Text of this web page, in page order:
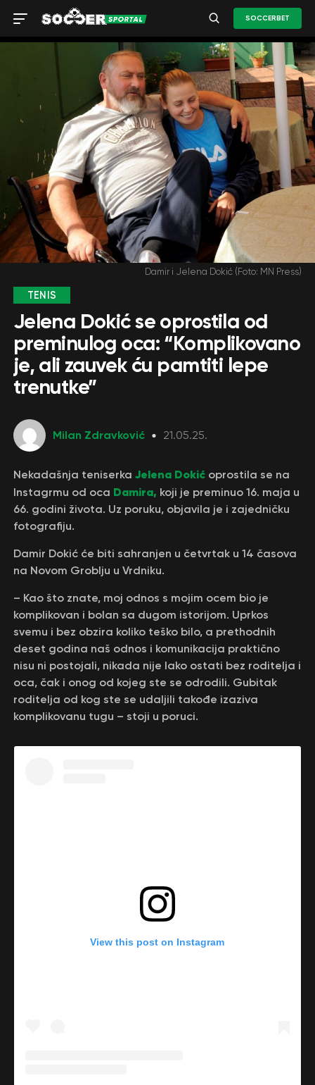
SOCCERBET
Damir i Jelena Dokić (Foto: MN Press)
TENIS
Jelena Dokić se oprostila od
preminulog oca: “Komplikovano
je, ali zauvek ću pamtiti lepe
trenutke”
Milan Zdravković 21.05.25.
Nekadašnja teniserka Jelena Dokićoprostila se na
Instagrmu od oca Damira, koji je preminuo 16. maja u
66. godini života. Uz poruku, objavila je i zajedničku
fotografiju.
Damir Dokić će biti sahranjen u četvrtak u 14 časova
na Novom Groblju u Vrdniku.
– Kao što znate, moj odnos s mojim ocem bio je
komplikovan i bolan sa dugom istorijom. Uprkos
svemu i bez obzira koliko teško bilo, a prethodnih
deset godina naš odnos i komunikacija praktično
nisu ni postojali, nikada nije lako ostati bez roditelja i
oca, čak i onog od kojeg ste se odrodili. Gubitak
roditelja od kog ste se udaljili takođe izaziva
komplikovanu tugu – stoji u poruci.
View this post on Instagram